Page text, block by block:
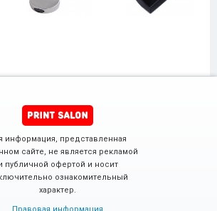
информация, представленная
сайте, не является рекламой
публичной офертой и носит
ознакомительный
характер.